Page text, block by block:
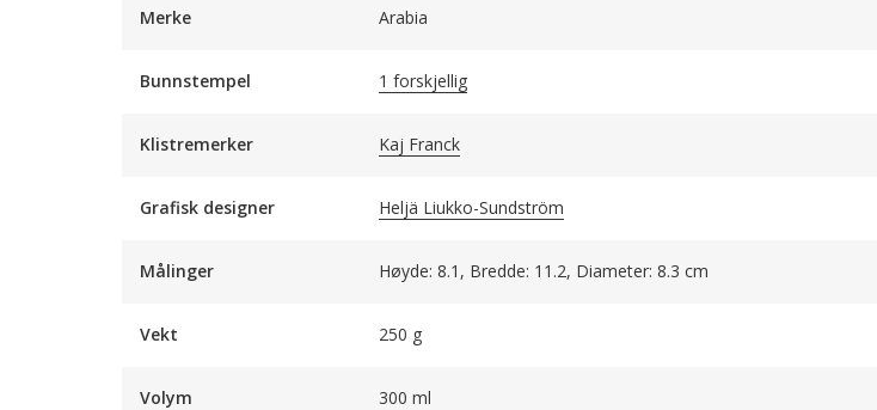
Merke Arabia
Bunnstempel 1 forskjellig
Klistremerker Kaj Franck
Grafisk designer Heljä Liukko-Sundström
Målinger Høyde: 8.1, Bredde: 11.2, Diameter: 8.3 cm
Vekt 250 g
Volym 300 ml